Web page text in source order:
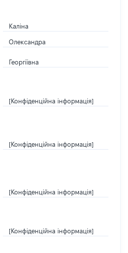
Каліна
Олександра
Георгіївна
[Конфіденційна інформація]
[Конфіденційна інформація]
[Конфіденційна інформація]
[Конфіденційна інформація]